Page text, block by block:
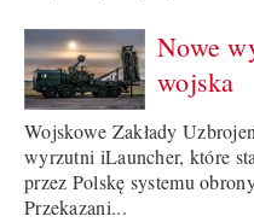
Nowe
wojska
Wojskowe Zakłady
wyrzutni iLauncher, które
przez Polskę systemu
Przekazani...